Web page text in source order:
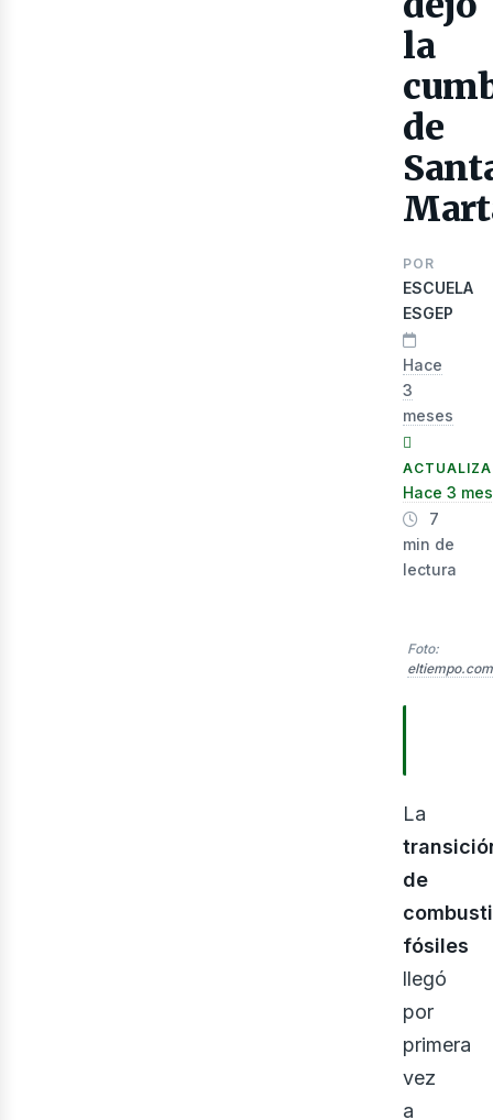
la
de
POR
ESCUELA
ESGEP
Hace
3
meses
Hace 3
7
min de
lectura
Foto:
eltiempo.com
La
de
fósiles
llegó
por
primera
vez
a